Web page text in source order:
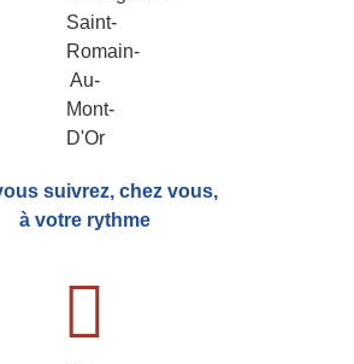
suivrez, chez vous,
à votre rythme